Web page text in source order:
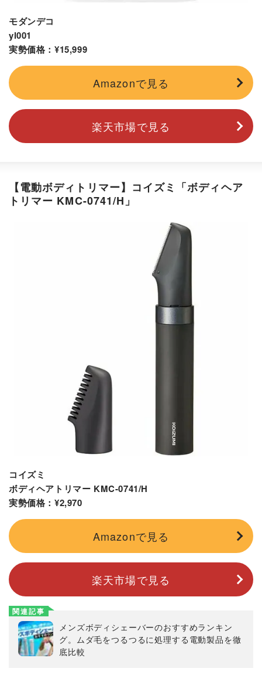
モダンデコ
yl001
実勢価格：¥15,999
Amazonで見る
楽天市場で見る
【電動ボディトリマー】コイズミ「ボディヘア
トリマー KMC-0741/H」
コイズミ
ボディヘアトリマー KMC-0741/H
実勢価格：¥2,970
Amazonで見る
楽天市場で見る
関連記事
メンズボディシェーバーのおすすめランキン
グ。ムダ毛をつるつるに処理する電動製品を徹
底比較